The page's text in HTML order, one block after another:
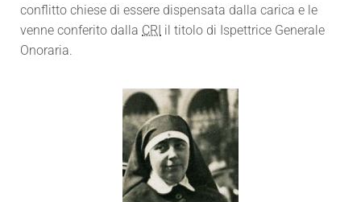
conflitto chiese di essere dispensata dalla carica e le
venne conferito dalla CRI il titolo di Ispettrice Generale
Onoraria.